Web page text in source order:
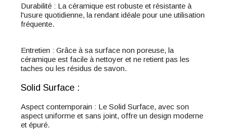
Durabilité : La céramique est robuste et résistante à
l'usure quotidienne, la rendant idéale pour une utilisation
fréquente.
Entretien : Grâce à sa surface non poreuse, la
céramique est facile à nettoyer et ne retient pas les
taches ou les résidus de savon.
Solid Surface :
Aspect contemporain : Le Solid Surface, avec son
aspect uniforme et sans joint, offre un design moderne
et épuré.